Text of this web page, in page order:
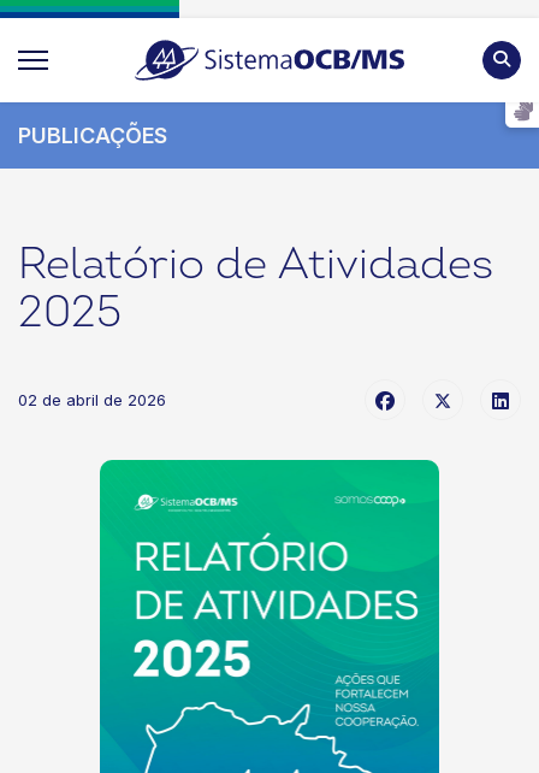
PUBLICAÇÕES
Relatório de Atividades
2025
02 de abril de 2026